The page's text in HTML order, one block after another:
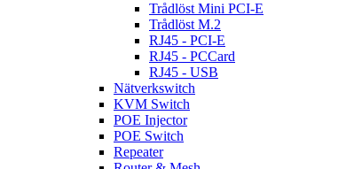
Trådlöst Mini PCI-E
Trådlöst M.2
RJ45 - PCI-E
RJ45 - PCCard
RJ45 - USB
Nätverkswitch
KVM Switch
POE Injector
POE Switch
Repeater